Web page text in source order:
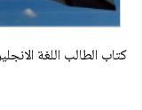
كتاب الطالب اللغة